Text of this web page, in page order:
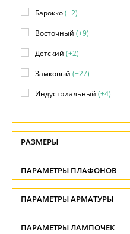
Барокко(+2)
Восточный (+9)
Детский (+2)
Замковый (+27)
Индустриальный (+4)
Классический(+341)
Лофт(+55)
Минимализм(+41)
Модерн (+573)
Прованс(+79)
РАЗМЕРЫ
Высота, см
-
Ширина, см
-
ПАРАМЕТРЫ ПЛАФОНОВ
ФОРМА ПЛАФОНА
Абажур(1)
ПАРАМЕТРЫ АРМАТУРЫ
ЦВЕТ АРМАТУРЫ
ПАРАМЕТРЫ ЛАМПОЧЕК